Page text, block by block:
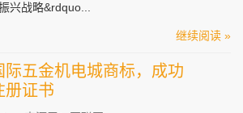
兴战略&rdquo...
继续阅读 »
际五金机电城商标，成功
册证书